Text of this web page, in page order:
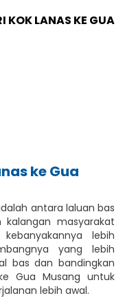
KOK LANAS KE GUA
ke Gua
antara laluan bas
masyarakat
lebih
yang lebih
bas dan bandingkan
Gua Musang untuk
lebih awal.